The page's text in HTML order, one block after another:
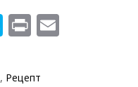
S
y
Pr
t
, Рецепт